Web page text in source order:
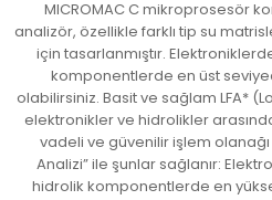
Kontrol Sistemleri
Atmosferi Test Cihazları
ve Kontrol Sistemleri
MICROMAC C mikroprosesör
analizör, özellikle farklı tip su
için tasarlanmıştır.
komponentlerde en üst
olabilirsiniz. Basit ve sağlam LFA*
elektronikler ve hidrolikler
vadeli ve güvenilir işlem olanağı
Analizi” ile şunlar sağlanır:
hidrolik komponentlerde en